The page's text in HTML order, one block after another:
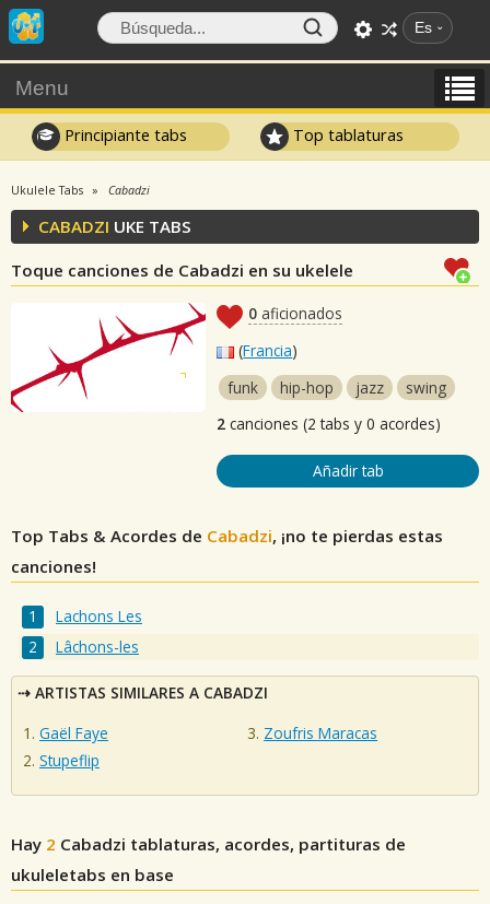
Es
Menu
Principiante tabs Top tablaturas
Ukulele Tabs Cabadzi
CABADZI UKE TABS
Toque canciones de Cabadzi en su ukelele
0 aficionados
(Francia)
funk
hip-hop jazz
swing
2 canciones (2 tabs y 0 acordes)
Añadir tab
Top Tabs & Acordes de Cabadzi, ¡no te pierdas estas
canciones!
Lachons Les
Lâchons-les
ARTISTAS SIMILARES A CABADZI
Gaël Faye
Stupeflip
Zoufris Maracas
Hay 2 Cabadzi tablaturas, acordes, partituras de
ukuleletabs en base